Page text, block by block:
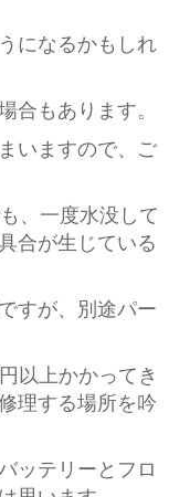
になるかもしれ
合もあります。
いますので、ご
、一度水没して
合が生じている
すが、別途パー
以上かかってき
理する場所を吟
ッテリーとフロ